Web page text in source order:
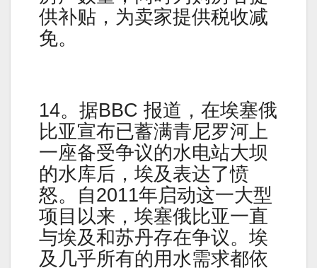
供补贴，为卖家提供税收减
免。
14。据BBC 报道，在埃塞俄
比亚宣布已蓄满青尼罗河上
一座备受争议的水电站大坝
的水库后，埃及表达了愤
怒。自2011年启动这一大型
项目以来，埃塞俄比亚一直
与埃及和苏丹存在争议。埃
及几乎所有的用水需求都依